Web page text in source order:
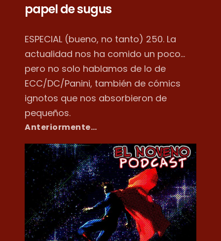
papel de sugus
ESPECIAL (bueno, no tanto) 250. La
actualidad nos ha comido un poco...
pero no solo hablamos de lo de
ECC/DC/Panini, también de cómics
ignotos que nos absorbieron de
pequeños.
Anteriormente…